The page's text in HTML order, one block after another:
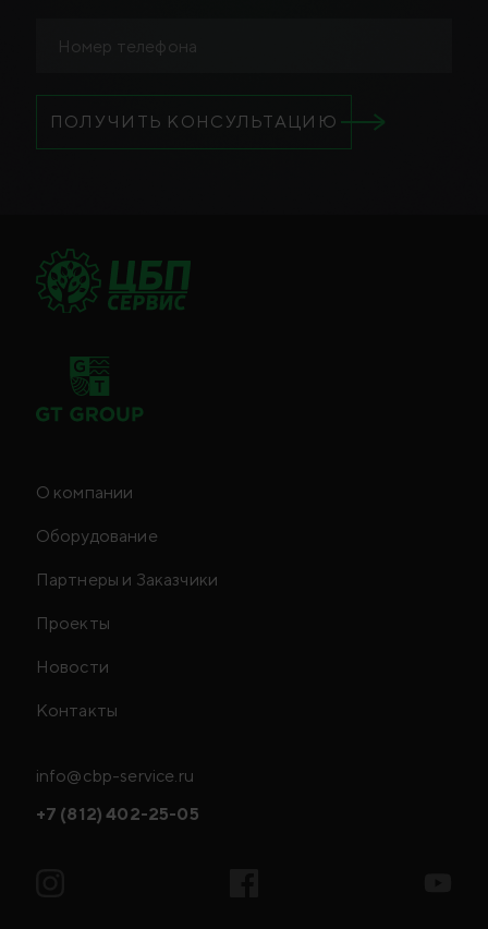
ПОЛУЧИТЬ КОНСУЛЬТАЦИЮ
О компании
Оборудование
Партнеры и Заказчики
Проекты
Новости
Контакты
info@cbp-service.ru
+7 (812) 402-25-05